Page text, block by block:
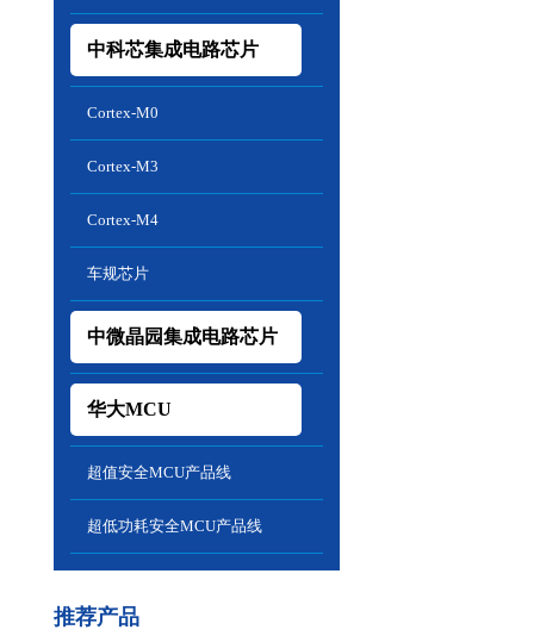
中科芯集成电路芯片
Cortex-M0
Cortex-M3
Cortex-M4
车规芯片
中微晶园集成电路芯片
华大MCU
超值安全MCU产品线
超低功耗安全MCU产品线
推荐产品